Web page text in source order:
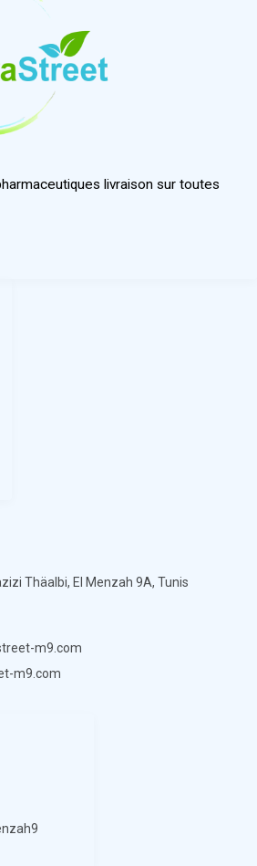
livraison sur toutes
Thäalbi, El Menzah 9A, Tunis
m9.com
m9.com